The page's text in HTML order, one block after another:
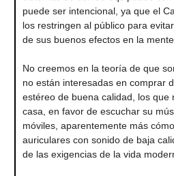
puede ser intencional, ya que el
los restringen al público para
de sus buenos efectos en la
No creemos en la teoría de que
no están interesadas en comprar
estéreo de buena calidad, los que
casa, en favor de escuchar su
móviles, aparentemente más
auriculares con sonido de baja
de las exigencias de la vida